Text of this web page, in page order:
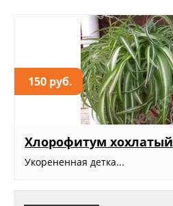
150 руб.
Хлорофитум хохлатый
Укорененная детка...